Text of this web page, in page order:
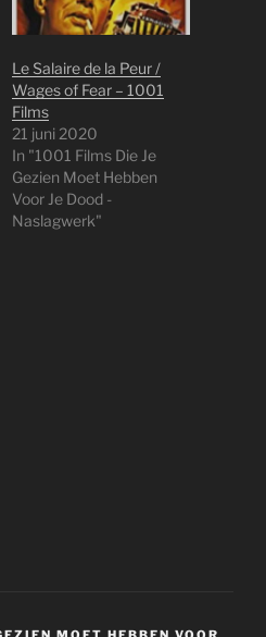
Le Salaire de la Peur /
Wages of Fear – 1001
Films
21 juni 2020
In "1001 Films Die Je
Gezien Moet Hebben
Voor Je Dood -
Naslagwerk"